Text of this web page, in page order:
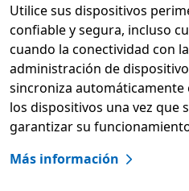
Utilice sus dispositivos
confiable y segura, incluso
cuando la conectividad con
administración de
sincroniza automáticamente
los dispositivos una vez que
garantizar su
Más información